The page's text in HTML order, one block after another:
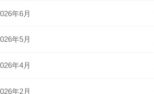
年6月
年5月
年4月
年2月